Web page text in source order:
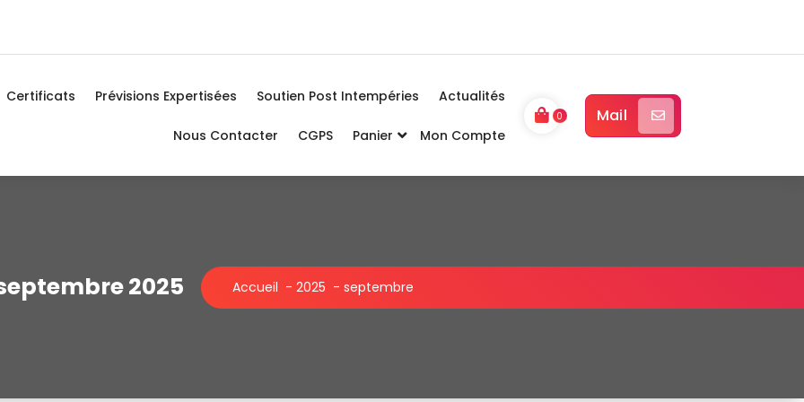
Certificats Prévisions Expertisées Soutien Post Intempéries Actualités
Nous Contacter CGPS Panier Mon Compte
0 Mail
2025 Accueil - 2025 - septembre